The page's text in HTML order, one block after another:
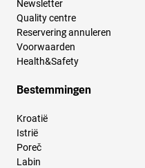
Newsletter
Quality centre
Reservering annuleren
Voorwaarden
Health&Safety
Bestemmingen
Kroatië
Istrië
Poreč
Labin